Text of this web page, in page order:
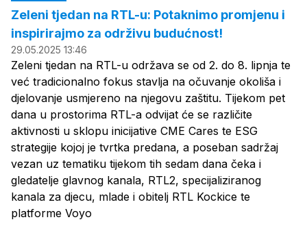
Zeleni tjedan na RTL-u: Potaknimo promjenu i
inspirirajmo za održivu budućnost!
29.05.2025 13:46
Zeleni tjedan na RTL-u održava se od 2. do 8. lipnja te
već tradicionalno fokus stavlja na očuvanje okoliša i
djelovanje usmjereno na njegovu zaštitu. Tijekom pet
dana u prostorima RTL-a odvijat će se različite
aktivnosti u sklopu inicijative CME Cares te ESG
strategije kojoj je tvrtka predana, a poseban sadržaj
vezan uz tematiku tijekom tih sedam dana čeka i
gledatelje glavnog kanala, RTL2, specijaliziranog
kanala za djecu, mlade i obitelj RTL Kockice te
platforme Voyo